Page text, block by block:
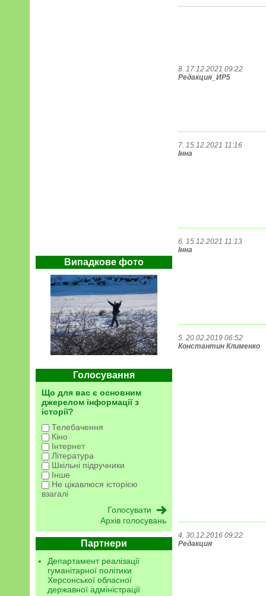
Випадкове фото
Голосування
Що для вас є основним
джерелом інформації з
історії?
Телебачення
Кіно
Інтернет
Література
Шкільні підручники
Інше
Не цікавлюся історією
взагалі
Архів голосувань
Партнери
Департамент реалізації
гуманітарної політики
Херсонської обласної
державної адміністрації
8. 17.12.2021 09:22
Редакция_ИР5
7. 15.12.2021 11:16
Інна
6. 15.12.2021 11:13
Інна
5. 20.02.2019 06:52
Константин Клименко
4. 30.12.2016 09:22
Редакция